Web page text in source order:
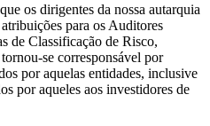
os dirigentes da nossa autarquia
para os Auditores
de Classificação de Risco,
se corresponsável por
por aquelas entidades, inclusive
por aqueles aos investidores de